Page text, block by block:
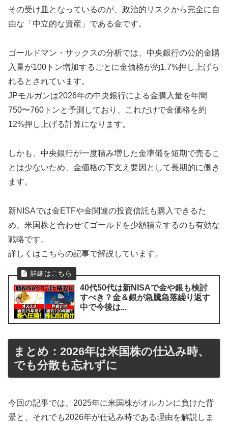
その受け皿となっているのが、政治的リスクから完全に自
由な「中立的な資産」である金です。
ゴールドマン・サックスの分析では、中央銀行の公的金購
入量が100トン増加するごとに金価格が約1.7%押し上げら
れるとされています。
JPモルガンは2026年の中央銀行による金購入量を年間
750〜760トンと予測しており、これだけで金価格を約
12%押し上げる計算になります。
しかも、中央銀行が一度積み増した金準備を短期で売るこ
とは少ないため、金価格の下支え要因として長期的に働き
ます。
新NISAでは金ETFや金関連の投資信託も購入できるた
め、米国株と合わせてゴールドを少額積立するのも有効な
戦略です。
詳しくはこちらの記事で解説しています。
40代50代は新NISAで金や銀も検討
すべき？金＆銀が急騰急落繰り返す
中で今後は...
まとめ：2026年は米国株の仕込み時、
でも分散も忘れずに
今回の記事では、2025年に米国株がオルカンに負けた背
景と、それでも2026年が仕込み時である理由を解説しま